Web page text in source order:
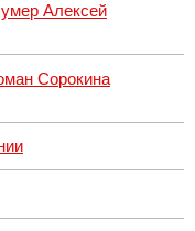
Алексей
Сорокина